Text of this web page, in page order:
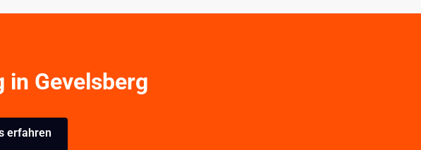
in Gevelsberg
erfahren